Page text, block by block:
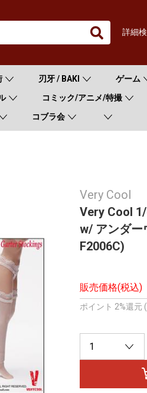
詳細
刃牙 / BAKI ゲーム
コミック/アニメ/特撮
コブラ会
Very Cool
Very Cool
w/ アンダー
F2006C)
販売価格(税込)
ポイント 2%還元